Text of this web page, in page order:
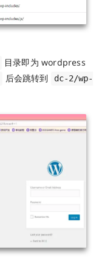
目录即为 wordpress
后会跳转到
dc-2/wp-